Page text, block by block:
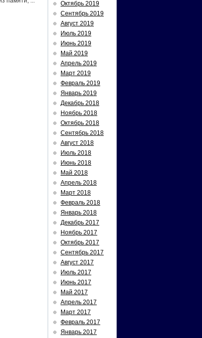
Октябрь 2019
Сентябрь 2019
Август 2019
Июль 2019
Июнь 2019
Май 2019
Апрель 2019
Март 2019
Февраль 2019
Январь 2019
Декабрь 2018
Ноябрь 2018
Октябрь 2018
Сентябрь 2018
Август 2018
Июль 2018
Июнь 2018
Май 2018
Апрель 2018
Март 2018
Февраль 2018
Январь 2018
Декабрь 2017
Ноябрь 2017
Октябрь 2017
Сентябрь 2017
Август 2017
Июль 2017
Июнь 2017
Май 2017
Апрель 2017
Март 2017
Февраль 2017
Январь 2017